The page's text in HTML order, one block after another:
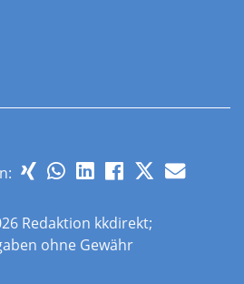
Redaktion kkdirekt;
ohne Gewähr